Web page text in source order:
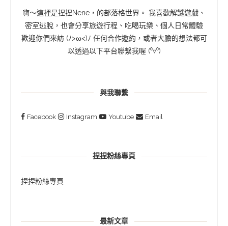
嗨～這裡是捏捏Nene，的部落格世界。 我喜歡解謎遊戲、
密室逃脫，也會分享旅遊行程、吃喝玩樂、個人日常體驗
歡迎你們來訪 (ﾉ>ω<)ﾉ 任何合作邀約，或者大膽的想法都可
以透過以下平台聯繫我喔 (⁰▿⁰)
與我聯繫
Facebook Instagram Youtube Email
捏捏粉絲專頁
捏捏粉絲專頁
最新文章